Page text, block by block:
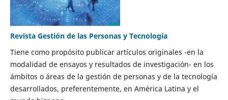
Revista Gestión de las Personas y Tecnología
Tiene como propósito publicar artículos originales -en la
modalidad de ensayos y resultados de investigación- en los
ámbitos o áreas de la gestión de personas y de la tecnología
desarrollados, preferentemente, en América Latina y el